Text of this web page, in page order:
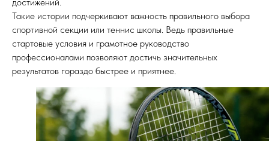
Такие истории подчеркивают важность правильного выбора
спортивной секции или теннис школы. Ведь правильные
стартовые условия и грамотное руководство
профессионалами позволяют достичь значительных
результатов гораздо быстрее и приятнее.